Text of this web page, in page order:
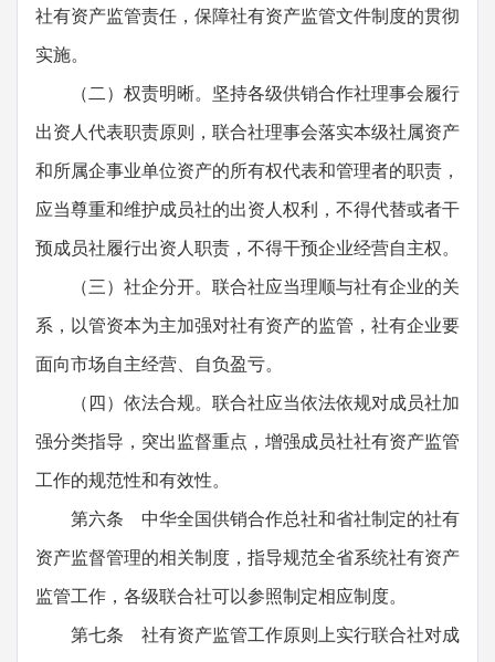
社有资产监管责任，保障社有资产监管文件制度的贯彻
实施。
（二）权责明晰。坚持各级供销合作社理事会履行
出资人代表职责原则，联合社理事会落实本级社属资产
和所属企事业单位资产的所有权代表和管理者的职责，
应当尊重和维护成员社的出资人权利，不得代替或者干
预成员社履行出资人职责，不得干预企业经营自主权。
（三）社企分开。联合社应当理顺与社有企业的关
系，以管资本为主加强对社有资产的监管，社有企业要
面向市场自主经营、自负盈亏。
（四）依法合规。联合社应当依法依规对成员社加
强分类指导，突出监督重点，增强成员社社有资产监管
工作的规范性和有效性。
第六条 中华全国供销合作总社和省社制定的社有
资产监督管理的相关制度，指导规范全省系统社有资产
监管工作，各级联合社可以参照制定相应制度。
第七条 社有资产监管工作原则上实行联合社对成